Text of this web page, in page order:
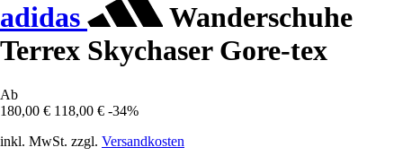
adidas
Wanderschuhe
Terrex Skychaser Gore-tex
Ab
180,00 € 118,00 € -34%
inkl. MwSt. zzgl. Versandkosten